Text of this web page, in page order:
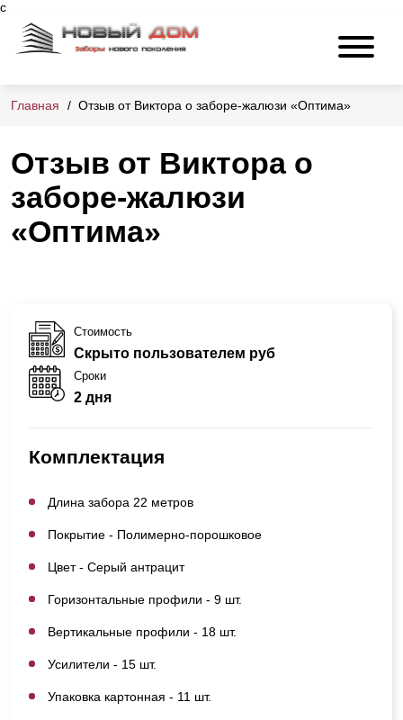
c
Главная Отзыв от Виктора о заборе-жалюзи «Оптима»
Отзыв от Виктора о
заборе-жалюзи
«Оптима»
Стоимость
Скрыто пользователем руб
Сроки
2 дня
Комплектация
Длина забора 22 метров
Покрытие - Полимерно-порошковое
Цвет - Серый антрацит
Горизонтальные профили - 9 шт.
Вертикальные профили - 18 шт.
Усилители - 15 шт.
Упаковка картонная - 11 шт.